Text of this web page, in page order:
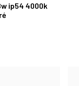
ip54 4000k